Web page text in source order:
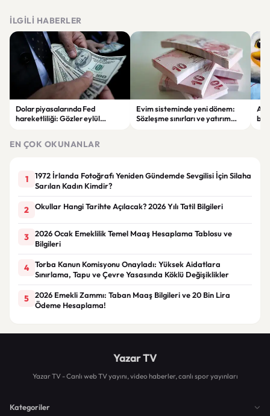
İLGILI HABERLER
Dolar piyasalarında Fed
hareketliliği: Gözler eylül
Evim sisteminde yeni dönem:
Sözleşme sınırları ve yatırım
EN ÇOK OKUNANLAR
1
1972 İrlanda Fotoğrafı Yeniden Gündemde Sevgilisi İçin Silaha
Sarılan Kadın Kimdir?
2 Okullar Hangi Tarihte Açılacak? 2026 Yılı Tatil Bilgileri
3
2026 Ocak Emeklilik Temel Maaş Hesaplama Tablosu ve
Bilgileri
4
Torba Kanun Komisyonu Onayladı: Yüksek Aidatlara
Sınırlama, Tapu ve Çevre Yasasında Köklü Değişiklikler
5
2026 Emekli Zammı: Taban Maaş Bilgileri ve 20 Bin Lira
Ödeme Hesaplama!
Yazar TV
Yazar TV - Canlı web TV yayını, video haberler, canlı spor yayınları
Kategoriler